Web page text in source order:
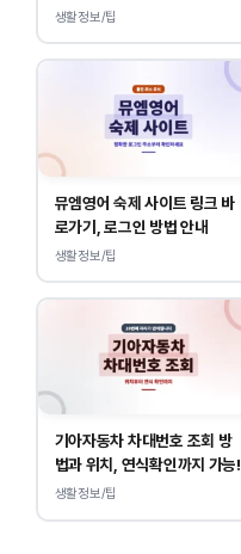
내
생활정보/팁
뮤엠영어 숙제 사이트 링크 바
로가기, 로그인 방법 안내
생활정보/팁
기아자동차 차대번호 조회 방
법과 위치, 연식확인까지 가능!
생활정보/팁